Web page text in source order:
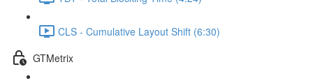
CLS - Cumulative Layout Shift (6:30)
GTMetrix